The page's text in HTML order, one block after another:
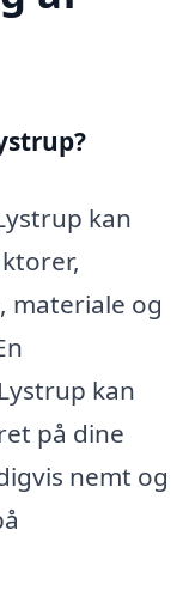
kan
og
kan
på dine
nemt og